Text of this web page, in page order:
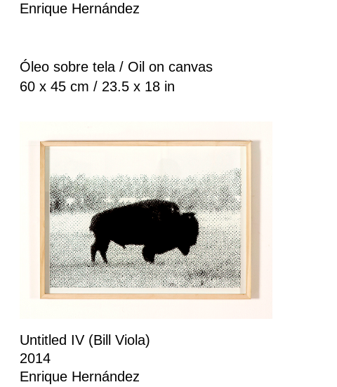
Enrique Hernández
Óleo sobre tela / Oil on canvas
60 x 45 cm / 23.5 x 18 in
Untitled IV (Bill Viola)
2014
Enrique Hernández